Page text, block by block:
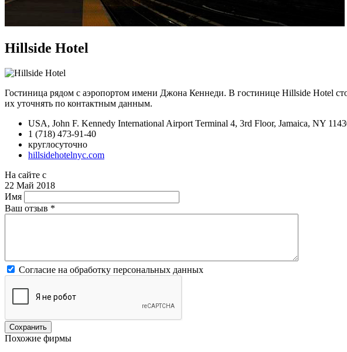
Hillside Hotel
Гостиница рядом с аэропортом имени Джона Кеннеди. В гостинице Hillside Hotel
их уточнять по контактным данным.
USA, John F. Kennedy International Airport Terminal 4, 3rd Floor, Jamaica, NY
1 (718) 473-91-40
круглосуточно
hillsidehotelnyc.com
На сайте с
22 Май 2018
Имя
Ваш отзыв *
Согласие на обработку персональных данных
Похожие фирмы